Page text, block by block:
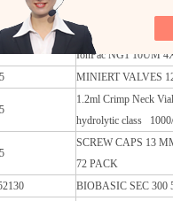
Plug, transparent
IonPac NG1 10UM
MINIERT VALVES
1.2ml Crimp Neck
hydrolytic class
SCREW CAPS 13
72 PACK
BIOBASIC SEC